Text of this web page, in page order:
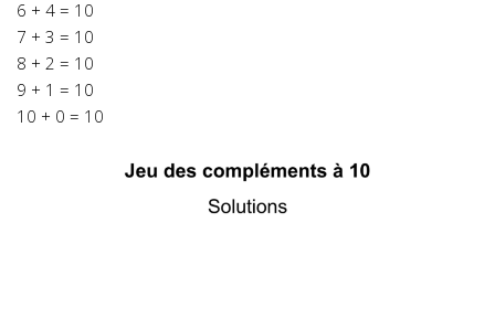
6 + 4 = 10
7 + 3 = 10
8 + 2 = 10
9 + 1 = 10
10 + 0 = 10